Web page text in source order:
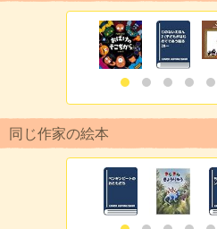
同じ作家の絵本